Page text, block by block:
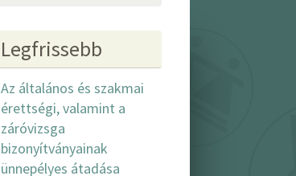
Legfrissebb
Az általános és szakmai
érettségi, valamint a
záróvizsga
bizonyítványainak
ünnepélyes átadása